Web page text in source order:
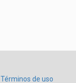
Términos de uso